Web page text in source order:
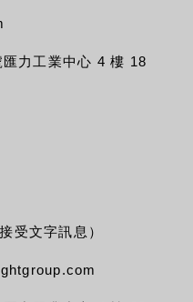
力工業中心 4 樓 18
受文字訊息）